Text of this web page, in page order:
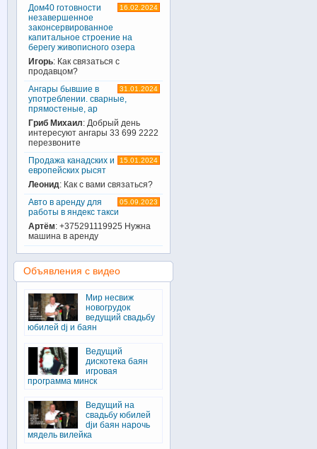
16.02.2024
Дом40 готовности
незавершенное
законсервированное
капитальное строение на
берегу живописного озера
Игорь: Как связаться с
продавцом?
31.01.2024
Ангары бывшие в
употреблении. сварные,
прямостеные, ар
Гриб Михаил: Добрый день
интересуют ангары 33 699 2222
перезвоните
15.01.2024
Продажа канадских и
европейских рысят
Леонид: Как с вами связаться?
05.09.2023
Авто в аренду для
работы в яндекс такси
Артём: +375291119925 Нужна
машина в аренду
Объявления с видео
Мир несвиж
новогрудок
ведущий свадьбу
юбилей dj и баян
Ведущий
дискотека баян
игровая
программа минск
Ведущий на
свадьбу юбилей
djи баян нарочь
мядель вилейка